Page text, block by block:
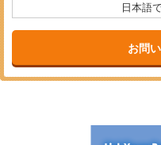
日本語
お問